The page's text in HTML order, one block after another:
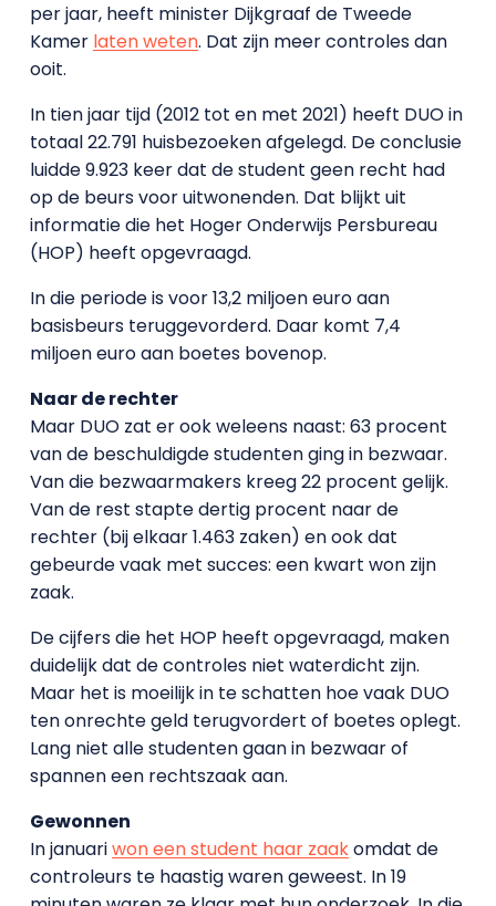
per jaar, heeft minister Dijkgraaf de Tweede
Kamer laten weten. Dat zijn meer controles dan
ooit.
In tien jaar tijd (2012 tot en met 2021) heeft DUO in
totaal 22.791 huisbezoeken afgelegd. De conclusie
luidde 9.923 keer dat de student geen recht had
op de beurs voor uitwonenden. Dat blijkt uit
informatie die het Hoger Onderwijs Persbureau
(HOP) heeft opgevraagd.
In die periode is voor 13,2 miljoen euro aan
basisbeurs teruggevorderd. Daar komt 7,4
miljoen euro aan boetes bovenop.
Naar de rechter
Maar DUO zat er ook weleens naast: 63 procent
van de beschuldigde studenten ging in bezwaar.
Van die bezwaarmakers kreeg 22 procent gelijk.
Van de rest stapte dertig procent naar de
rechter (bij elkaar 1.463 zaken) en ook dat
gebeurde vaak met succes: een kwart won zijn
zaak.
De cijfers die het HOP heeft opgevraagd, maken
duidelijk dat de controles niet waterdicht zijn.
Maar het is moeilijk in te schatten hoe vaak DUO
ten onrechte geld terugvordert of boetes oplegt.
Lang niet alle studenten gaan in bezwaar of
spannen een rechtszaak aan.
Gewonnen
In januariwon een student haar zaakomdat de
controleurs te haastig waren geweest. In 19